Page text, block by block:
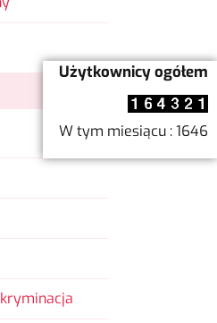
Użytkownicy ogółem
W tym miesiącu : 1646